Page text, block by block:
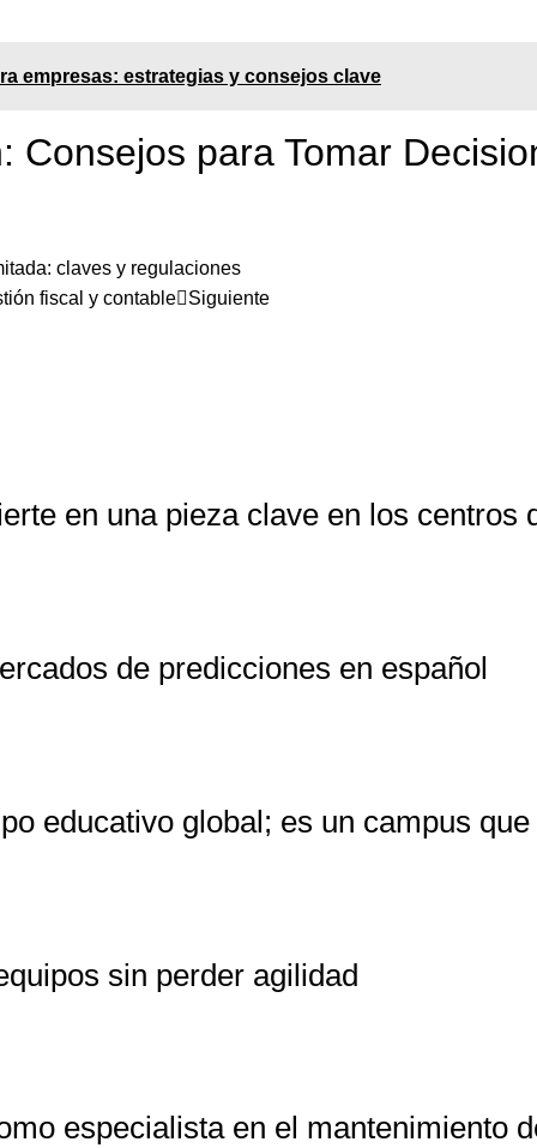
empresas: estrategias y consejos clave
Consejos para Tomar
claves y regulaciones
fiscal y contable
Siguiente
en una pieza clave en los centros
de predicciones en español
educativo global; es un campus
sin perder agilidad
especialista en el mantenimiento